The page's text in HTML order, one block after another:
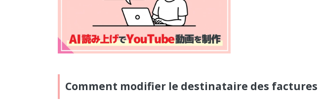
Comment modifier le destinataire des